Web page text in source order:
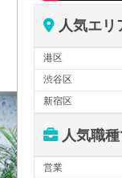
人気エリ
港区
渋谷区
新宿区
人気職
営業